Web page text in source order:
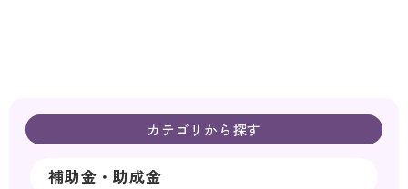
カテゴリから探す
補助金・助成金